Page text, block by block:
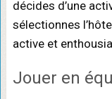
décides d’une
sélectionnes
active et
Jouer en